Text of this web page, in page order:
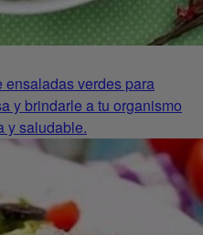
ensaladas verdes para
y brindarle a tu organismo
y saludable.